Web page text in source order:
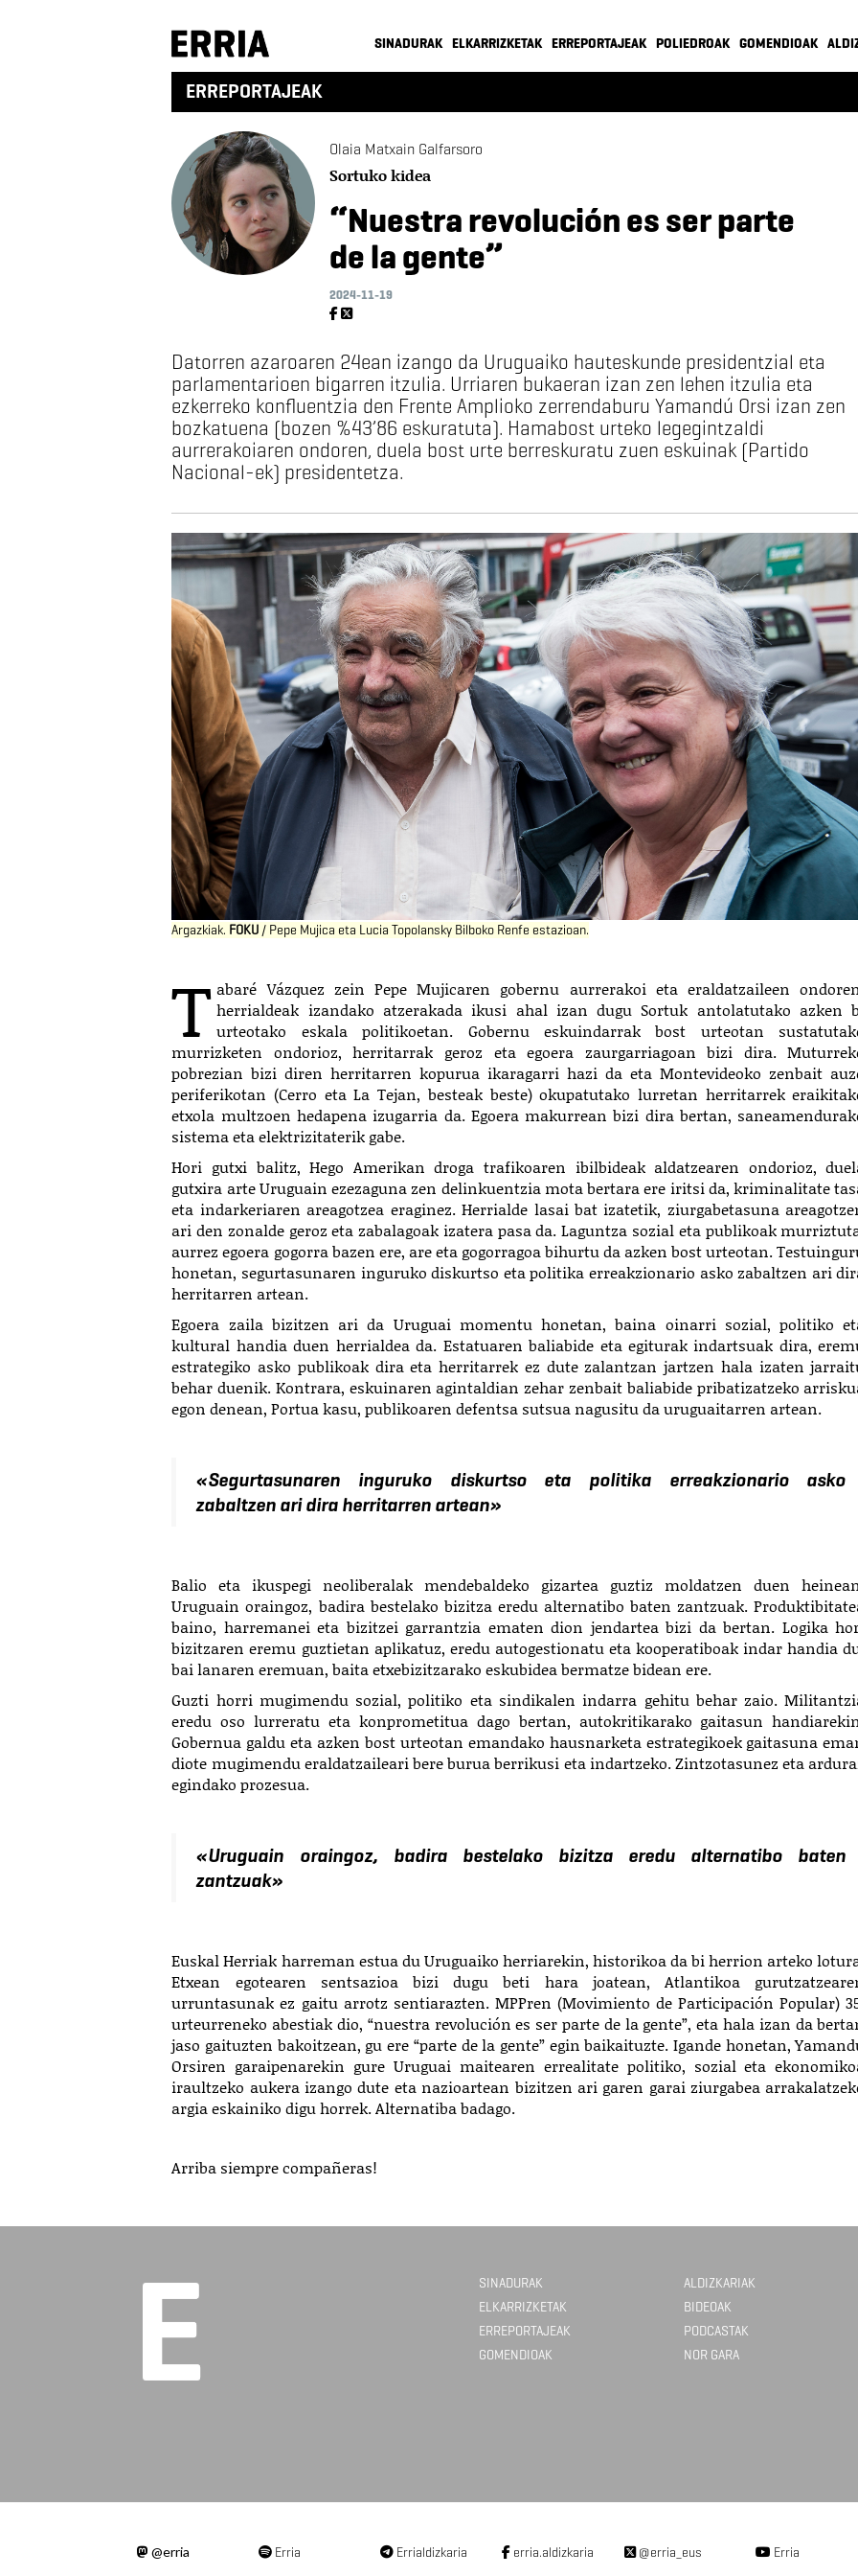
SINADURAK ELKARRIZKETAK ERREPORTAJEAK POLIEDROAK GOMENDIOAK
ERREPORTAJEAK
Olaia Matxain Galfarsoro
Sortuko kidea
“Nuestra revolución es ser parte
de la gente”
2024-11-19
Datorren azaroaren 24ean izango da Uruguaiko hauteskunde presidentzial eta
parlamentarioen bigarren itzulia. Urriaren bukaeran izan zen lehen itzulia eta
ezkerreko konfluentzia den Frente Amplioko zerrendaburu Yamandú Orsi izan zen
bozkatuena (bozen %43’86 eskuratuta). Hamabost urteko legegintzaldi
aurrerakoiaren ondoren, duela bost urte berreskuratu zuen eskuinak (Partido
Nacional-ek) presidentetza.
Argazkiak. FOKU / Pepe Mujica eta Lucia Topolansky Bilboko Renfe estazioan.
T abaré Vázquez zein Pepe Mujicaren gobernu aurrerakoi eta eraldatzaileen
herrialdeak izandako atzerakada ikusi ahal izan dugu Sortuk antolatutako azken
urteotako eskala politikoetan. Gobernu eskuindarrak bost urteotan
murrizketen ondorioz, herritarrak geroz eta egoera zaurgarriagoan bizi dira.
pobrezian bizi diren herritarren kopurua ikaragarri hazi da eta Montevideoko zenbait
periferikotan (Cerro eta La Tejan, besteak beste) okupatutako lurretan herritarrek
etxola multzoen hedapena izugarria da. Egoera makurrean bizi dira bertan,
sistema eta elektrizitaterik gabe.
Hori gutxi balitz, Hego Amerikan droga trafikoaren ibilbideak aldatzearen ondorioz,
gutxira arte Uruguain ezezaguna zen delinkuentzia mota bertara ere iritsi da, kriminalitate
eta indarkeriaren areagotzea eraginez. Herrialde lasai bat izatetik, ziurgabetasuna
ari den zonalde geroz eta zabalagoak izatera pasa da. Laguntza sozial eta publikoak
aurrez egoera gogorra bazen ere, are eta gogorragoa bihurtu da azken bost urteotan.
honetan, segurtasunaren inguruko diskurtso eta politika erreakzionario asko zabaltzen ari
herritarren artean.
Egoera zaila bizitzen ari da Uruguai momentu honetan, baina oinarri sozial, politiko
kultural handia duen herrialdea da. Estatuaren baliabide eta egiturak indartsuak dira,
estrategiko asko publikoak dira eta herritarrek ez dute zalantzan jartzen hala izaten
behar duenik. Kontrara, eskuinaren agintaldian zehar zenbait baliabide pribatizatzeko
egon denean, Portua kasu, publikoaren defentsa sutsua nagusitu da uruguaitarren artean.
«Segurtasunaren inguruko diskurtso eta politika erreakzionario asko
zabaltzen ari dira herritarren artean»
Balio eta ikuspegi neoliberalak mendebaldeko gizartea guztiz moldatzen duen
Uruguain oraingoz, badira bestelako bizitza eredu alternatibo baten zantzuak.
baino, harremanei eta bizitzei garrantzia ematen dion jendartea bizi da bertan. Logika
bizitzaren eremu guztietan aplikatuz, eredu autogestionatu eta kooperatiboak indar handia
bai lanaren eremuan, baita etxebizitzarako eskubidea bermatze bidean ere.
Guzti horri mugimendu sozial, politiko eta sindikalen indarra gehitu behar zaio.
eredu oso lurreratu eta konprometitua dago bertan, autokritikarako gaitasun
Gobernua galdu eta azken bost urteotan emandako hausnarketa estrategikoek gaitasuna
diote mugimendu eraldatzaileari bere burua berrikusi eta indartzeko. Zintzotasunez eta
egindako prozesua.
«Uruguain oraingoz, badira bestelako bizitza eredu alternatibo baten
zantzuak»
Euskal Herriak harreman estua du Uruguaiko herriarekin, historikoa da bi herrion arteko
Etxean egotearen sentsazioa bizi dugu beti hara joatean, Atlantikoa
urruntasunak ez gaitu arrotz sentiarazten. MPPren (Movimiento de Participación Popular)
urteurreneko abestiak dio, “nuestra revolución es ser parte de la gente”, eta hala izan da
jaso gaituzten bakoitzean, gu ere “parte de la gente” egin baikaituzte. Igande honetan,
Orsiren garaipenarekin gure Uruguai maitearen errealitate politiko, sozial eta
iraultzeko aukera izango dute eta nazioartean bizitzen ari garen garai ziurgabea
argia eskainiko digu horrek. Alternatiba badago.
Arriba siempre compañeras!
SINADURAK
ELKARRIZKETAK
ERREPORTAJEAK
GOMENDIOAK
ALDIZKARIAK
BIDEOAK
PODCASTAK
NOR GARA
@erria Erria Errialdizkaria erria.aldizkaria @erria_eus Erria